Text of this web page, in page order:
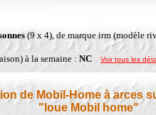
(9 x 4), de marque irm (modèle
à la semaine : NC Voir tous les
de Mobil-Home à arces
"loue Mobil home"